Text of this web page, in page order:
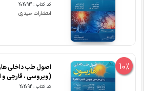
کد کتاب : 202093
انتشارات حیدری
10%
اصول طب داخلی
(ویروسی ، قارچی و
کد کتاب : 202092